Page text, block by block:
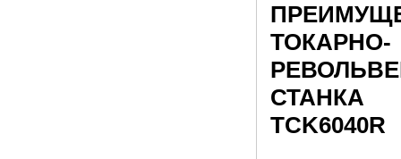
ТОКАРНО-
СТАНКА
TCK6040R